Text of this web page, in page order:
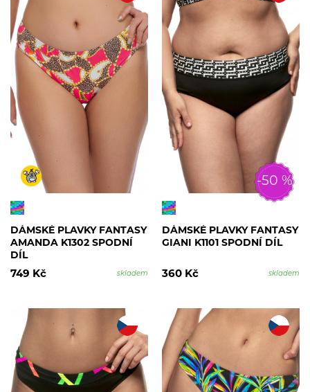
DÁMSKÉ PLAVKY FANTASY
AMANDA K1302 SPODNÍ
DÍL
749 Kč
skladem
-50 %
DÁMSKÉ PLAVKY FANTASY
GIANI K1101 SPODNÍ DÍL
360 Kč skladem